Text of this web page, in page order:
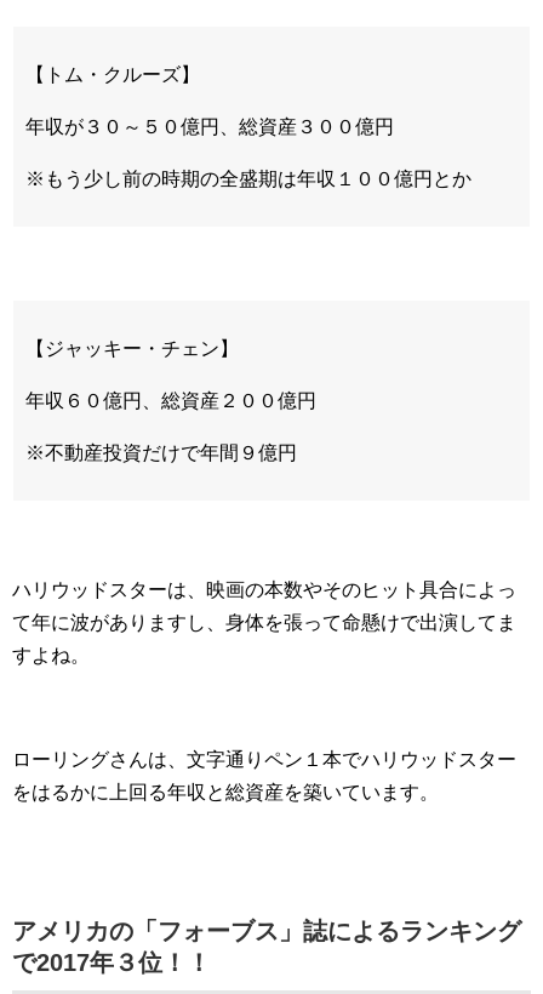
【トム・クルーズ】
年収が３０～５０億円、総資産３００億円
※もう少し前の時期の全盛期は年収１００億円とか
【ジャッキー・チェン】
年収６０億円、総資産２００億円
※不動産投資だけで年間９億円
ハリウッドスターは、映画の本数やそのヒット具合によっ
て年に波がありますし、身体を張って命懸けで出演してま
すよね。
ローリングさんは、文字通りペン１本でハリウッドスター
をはるかに上回る年収と総資産を築いています。
アメリカの「フォーブス」誌によるランキング
で2017年３位！！